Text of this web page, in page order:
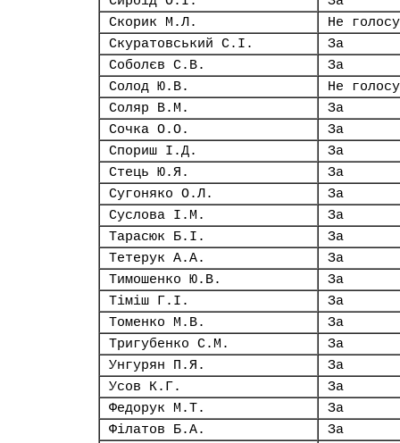
Скорик М.Л.
Не
Скуратовський С.І.
За
Соболєв С.В.
За
Солод Ю.В.
Не
Соляр В.М.
За
Сочка О.О.
За
Спориш І.Д.
За
Стець Ю.Я.
За
Сугоняко О.Л.
За
Суслова І.М.
За
Тарасюк Б.І.
За
Тетерук А.А.
За
Тимошенко Ю.В.
За
Тіміш Г.І.
За
Томенко М.В.
За
Тригубенко С.М.
За
Унгурян П.Я.
За
Усов К.Г.
За
Федорук М.Т.
За
Філатов Б.А.
За